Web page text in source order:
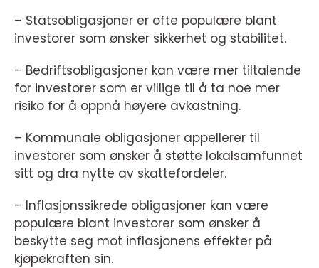
– Statsobligasjoner er ofte populære blant
investorer som ønsker sikkerhet og stabilitet.
– Bedriftsobligasjoner kan være mer tiltalende
for investorer som er villige til å ta noe mer
risiko for å oppnå høyere avkastning.
– Kommunale obligasjoner appellerer til
investorer som ønsker å støtte lokalsamfunnet
sitt og dra nytte av skattefordeler.
– Inflasjonssikrede obligasjoner kan være
populære blant investorer som ønsker å
beskytte seg mot inflasjonens effekter på
kjøpekraften sin.